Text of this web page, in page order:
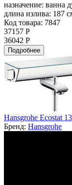
назначение: ванна
длина излива: 187
Код товара: 7847
37157 Р
36042 Р
Подробнее
Hansgrohe Ecostat
Бренд: Hansgrohe